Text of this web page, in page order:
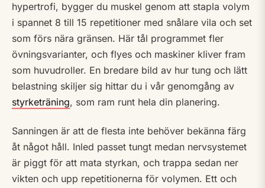
hypertrofi, bygger du muskel genom att stapla volym
i spannet 8 till 15 repetitioner med snålare vila och set
som förs nära gränsen. Här tål programmet fler
övningsvarianter, och flyes och maskiner kliver fram
som huvudroller. En bredare bild av hur tung och lätt
belastning skiljer sig hittar du i vår genomgång av
styrketräning, som ram runt hela din planering.
Sanningen är att de flesta inte behöver bekänna färg
åt något håll. Inled passet tungt medan nervsystemet
är piggt för att mata styrkan, och trappa sedan ner
vikten och upp repetitionerna för volymen. Ett och